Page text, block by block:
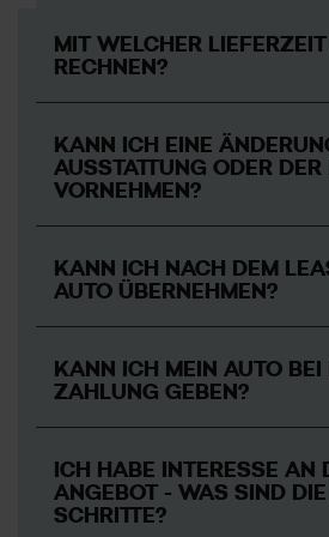
MIT WELCHER
RECHNEN?
Die Wartezeit zu diesem Top-
aktuell: 25 Wochen. Genauere
erfahren Sie bei Ihrem
schauen Sie am bestenhier.
KANN ICH EINE
AUSSTATTUNG ODER DER
VORNEHMEN?
KANN ICH NACH DEM
AUTO ÜBERNEHMEN?
KANN ICH MEIN AUTO BEI
ZAHLUNG GEBEN?
ICH HABE INTERESSE AN
ANGEBOT - WAS SIND
SCHRITTE?